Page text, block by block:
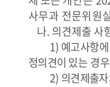
사무과 전문위원실
나. 의견제출 사
1) 예고사항
정의견이 있는 경
2) 의견제출